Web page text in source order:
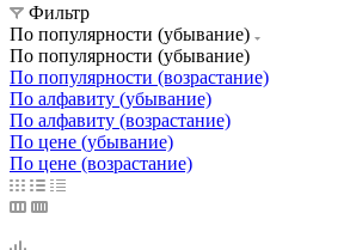
Фильтр
По популярности (убывание)
По популярности (убывание)
По популярности (возрастание)
По алфавиту (убывание)
По алфавиту (возрастание)
По цене (убывание)
По цене (возрастание)